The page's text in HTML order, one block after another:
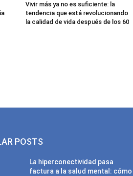
Vivir más ya no es suficiente: la
tendencia que está revolucionando
la calidad de vida después de los 60
POSTS
La hiperconectividad pasa
factura a la salud mental: cómo